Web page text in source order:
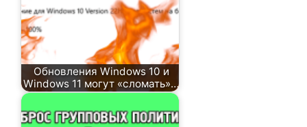
Обновления Windows 10 и
Windows 11 могут «сломать»…